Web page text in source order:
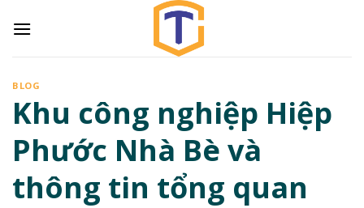
BLOG
Khu công nghiệp Hiệp
Phước Nhà Bè và
thông tin tổng quan